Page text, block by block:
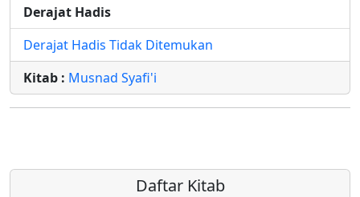
Derajat Hadis
Derajat Hadis Tidak Ditemukan
Kitab : Musnad Syafi'i
Daftar Kitab